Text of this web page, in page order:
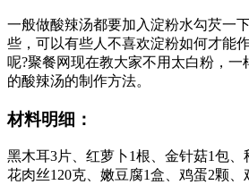
一般做酸辣汤都要加入淀粉水勾芡一
些，可以有些人不喜欢淀粉如何才能
呢?聚餐网现在教大家不用太白粉，
的酸辣汤的制作方法。
材料明细：
黑木耳3片、红萝卜1根、金针菇1包、
花肉丝120克、嫩豆腐1盒、鸡蛋2颗、